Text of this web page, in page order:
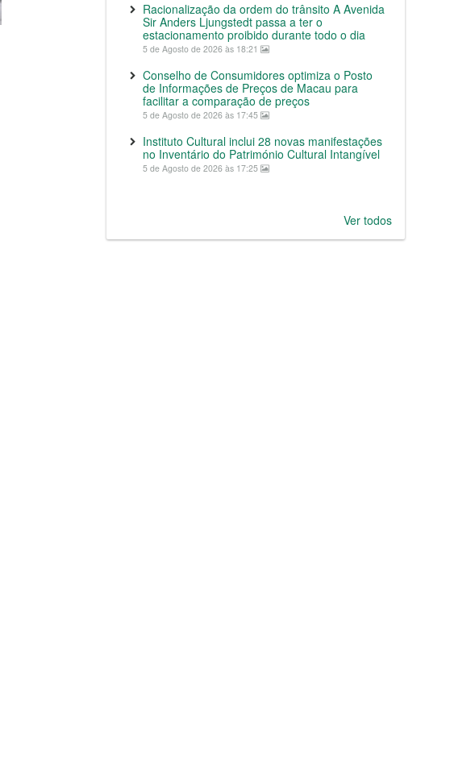
Racionalização da ordem do trânsito A Avenida
Sir Anders Ljungstedt passa a ter o
estacionamento proibido durante todo o dia
5 de Agosto de 2026 às 18:21
Conselho de Consumidores optimiza o Posto
de Informações de Preços de Macau para
facilitar a comparação de preços
5 de Agosto de 2026 às 17:45
Instituto Cultural inclui 28 novas manifestações
no Inventário do Património Cultural Intangível
5 de Agosto de 2026 às 17:25
Ver todos